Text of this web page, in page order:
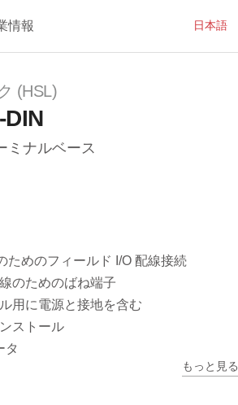
日本語
情報
(HSL)
DIN
ミナルベース
ためのフィールド I/O 配線接続
のためのばね端子
用に電源と接地を含む
ストール
タ
もっと見る